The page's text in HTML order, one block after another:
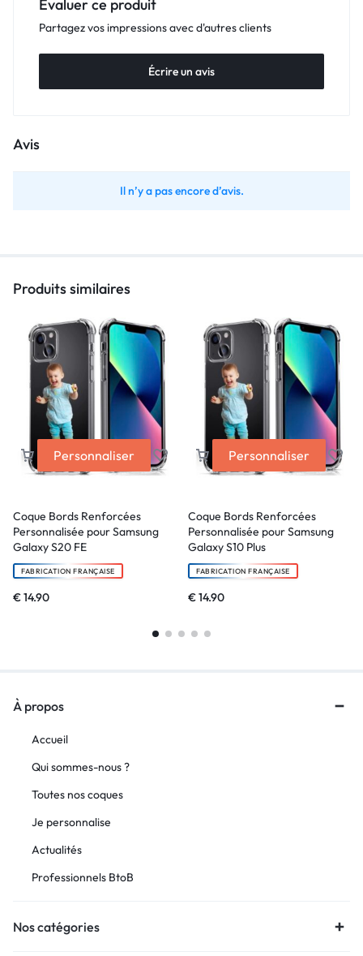
Évaluer ce produit
Partagez vos impressions avec d'autres clients
Écrire un avis
Avis
Il n’y a pas encore d’avis.
Produits similaires
Personnaliser
Coque Bords Renforcées
Personnalisée pour Samsung
Galaxy S20 FE
FABRICATION FRANÇAISE
€14.90
Personnaliser
Coque Bords Renforcées
Personnalisée pour Samsung
Galaxy S10 Plus
FABRICATION FRANÇAISE
€14.90
À propos
Accueil
Qui sommes-nous ?
Toutes nos coques
Je personnalise
Actualités
Professionnels BtoB
Nos catégories